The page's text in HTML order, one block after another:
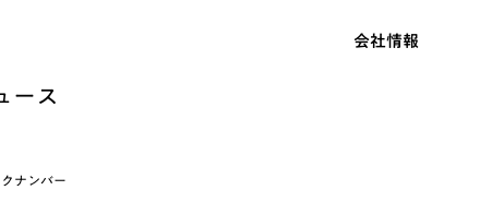
会社情報
ース
ナンバー